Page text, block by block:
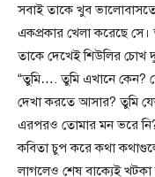
সবাই তাকে খুব
একপ্রকার খেলা করেছে
তাকে দেখেই শিউলির চোখ
“তুমি…. তুমি এখানে কেন?
দেখা করতে আসার? তুমি
এরপরও তোমার মন ভরে
কবিতা চুপ করে কথা
লাগলেও শেষ বাক্যেই